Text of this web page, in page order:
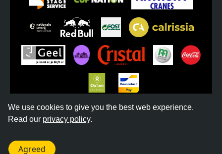
We use cookies to give you the best web experience.
Read our privacy policy.
Agreed
PRIVACY BELEID